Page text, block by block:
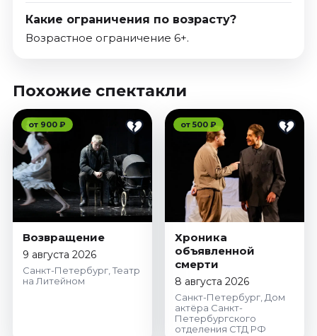
Какие ограничения по возрасту?
Возрастное ограничение 6+.
Похожие спектакли
от 900 ₽
Возвращение
9 августа 2026
Санкт-Петербург, Театр
на Литейном
от 500 ₽
Хроника
объявленной
смерти
8 августа 2026
Санкт-Петербург, Дом
актёра Санкт-
Петербургского
отделения СТД РФ